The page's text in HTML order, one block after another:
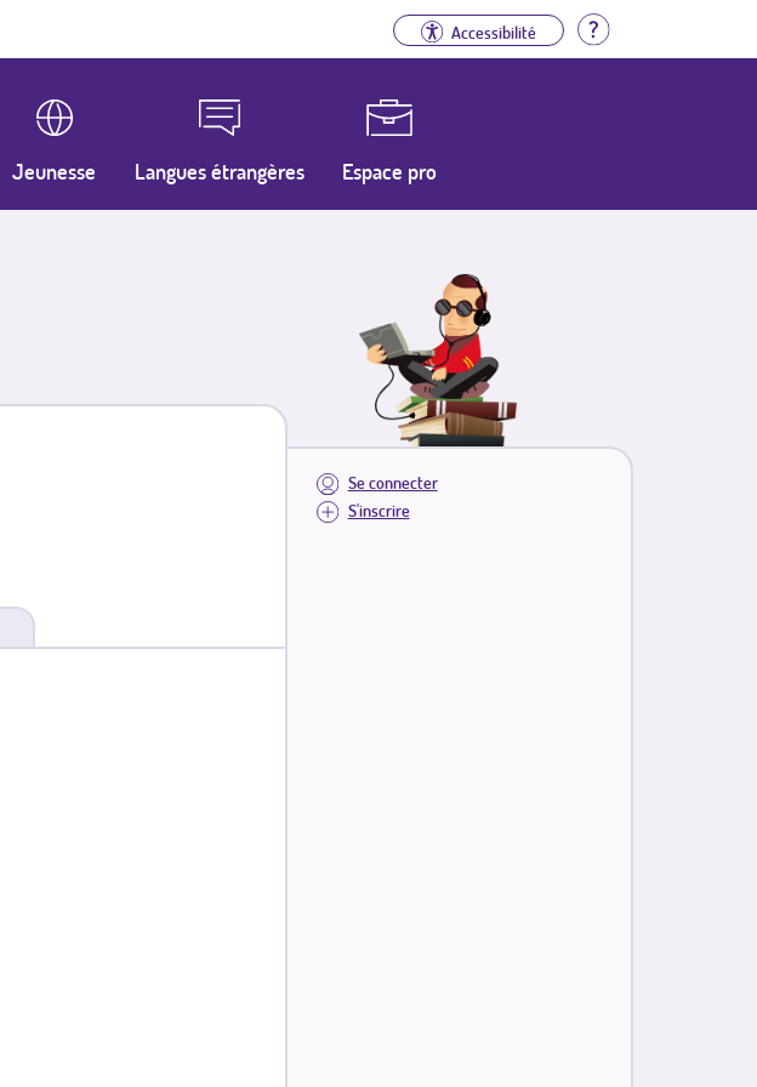
Accessibilité Aide
Jeunesse Langues étrangères Espace pro
Se connecter
S'inscrire